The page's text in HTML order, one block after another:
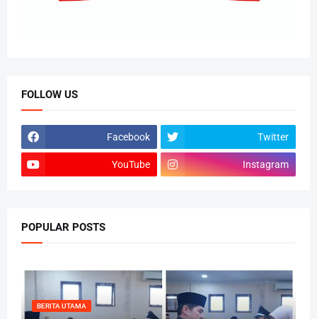
FOLLOW US
Facebook Twitter
YouTube Instagram
POPULAR POSTS
BERITA UTAMA